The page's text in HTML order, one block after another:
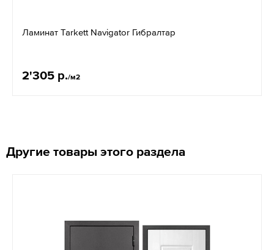
Ламинат Tarkett Navigator Гибралтар
2'305 р./м2
Другие товары этого раздела